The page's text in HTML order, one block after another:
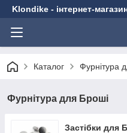
Klondike - інтернет-
Каталог Фурнітура
Фурнітура для Броші
Застібки для